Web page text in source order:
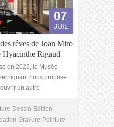
07
JUIL
rêves de Joan Miro
Hyacinthe Rigaud
en 2025, le Musée
nous propose
un autre
Dessin Edition
Gravure Peinture